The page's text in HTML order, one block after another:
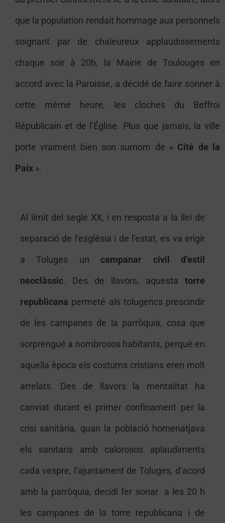
que la population rendait hommage aux personnels
soignant par de chaleureux applaudissements
chaque soir à 20h, la Mairie de Toulouges en
accord avec la Paroisse, a décidé de faire sonner à
cette même heure, les cloches du Beffroi
Républicain et de l’Église. Plus que jamais, la ville
porte vraiment bien son surnom de « Cité de la
Paix ».
Al límit del segle XX, i en resposta a la llei de
separació de l’església i de l’estat, es va erigir
a Toluges un campanar civil d’estil
neoclàssic. Des de llavors, aquesta torre
republicana permeté als tolugencs prescindir
de les campanes de la parròquia, cosa que
sorprengué a nombrosos habitants, perquè en
aquella època els costums cristians eren molt
arrelats. Des de llavors la mentalitat ha
canviat durant el primer confinament per la
crisi sanitària, quan la població homenatjava
els sanitaris amb calorosos aplaudiments
cada vespre, l’ajuntament de Toluges, d’acord
amb la parròquia, decidí fer sonar a les 20 h
les campanes de la torre republicana i de